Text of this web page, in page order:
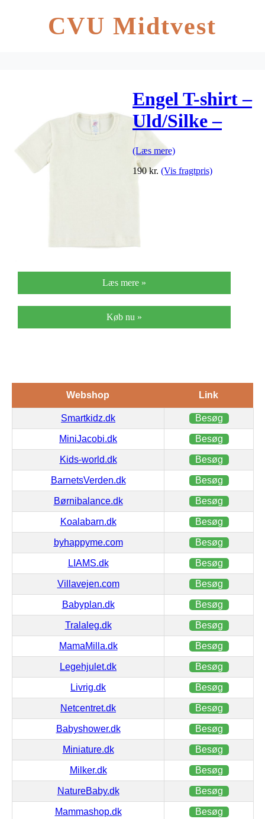
CVU Midtvest
Engel T-shirt –
Uld/Silke –
Natur
(Læs mere)
190 kr. (Vis fragtpris)
Læs mere »
Køb nu »
Webshop Link
Smartkidz.dk Besøg
MiniJacobi.dk Besøg
Kids-world.dk Besøg
BarnetsVerden.dk Besøg
Børnibalance.dk Besøg
Koalabarn.dk Besøg
byhappyme.com Besøg
LIAMS.dk Besøg
Villavejen.com Besøg
Babyplan.dk Besøg
Tralaleg.dk Besøg
MamaMilla.dk Besøg
Legehjulet.dk Besøg
Livrig.dk Besøg
Netcentret.dk Besøg
Babyshower.dk Besøg
Miniature.dk Besøg
Milker.dk Besøg
NatureBaby.dk Besøg
Mammashop.dk Besøg